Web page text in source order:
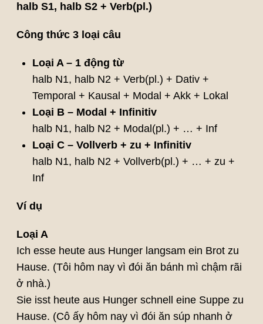
halb S1, halb S2 + Verb(pl.)
Công thức 3 loại câu
Loại A – 1 động từ
halb N1, halb N2 + Verb(pl.) + Dativ +
Temporal + Kausal + Modal + Akk + Lokal
Loại B – Modal + Infinitiv
halb N1, halb N2 + Modal(pl.) + … + Inf
Loại C – Vollverb + zu + Infinitiv
halb N1, halb N2 + Vollverb(pl.) + … + zu +
Inf
Ví dụ
Loại A
Ich esse heute aus Hunger langsam ein Brot zu
Hause. (Tôi hôm nay vì đói ăn bánh mì chậm rãi
ở nhà.)
Sie isst heute aus Hunger schnell eine Suppe zu
Hause. (Cô ấy hôm nay vì đói ăn súp nhanh ở